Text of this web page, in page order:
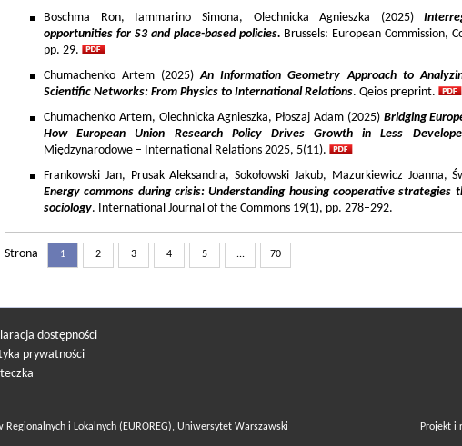
Boschma Ron, Iammarino Simona, Olechnicka Agnieszka (2025)
opportunities for S3 and place-based policies. Brussels: European Commission,
pp. 29.
Chumachenko Artem (2025)An Information Geometry Approach to
Scientific Networks: From Physics to International Relations. Qeios preprint.
Chumachenko Artem, Olechnicka Agnieszka, Płoszaj Adam (2025) Bridging
How European Union Research Policy Drives Growth in Less
Międzynarodowe – International Relations 2025, 5(11).
Frankowski Jan, Prusak Aleksandra, Sokołowski Jakub, Mazurkiewicz Joanna,
Energy commons during crisis: Understanding housing cooperative strategies
sociology. International Journal of the Commons 19(1), pp. 278–292.
Strona 1 2 3 4 5 ... 70
dostępności
prywatności
i Lokalnych (EUROREG), Uniwersytet Warszawski Projekt i